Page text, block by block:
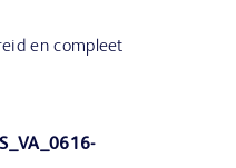
en compleet